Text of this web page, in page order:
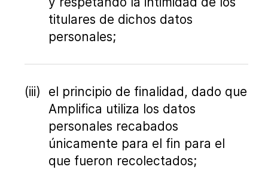
titulares de dichos datos
personales;
el principio de finalidad, dado que
Amplifica utiliza los datos
personales recabados
únicamente para el fin para el
que fueron recolectados;